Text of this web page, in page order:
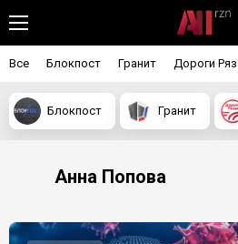
Все Блокпост Гранит Дороги
Блокпост Гранит
Анна Попова